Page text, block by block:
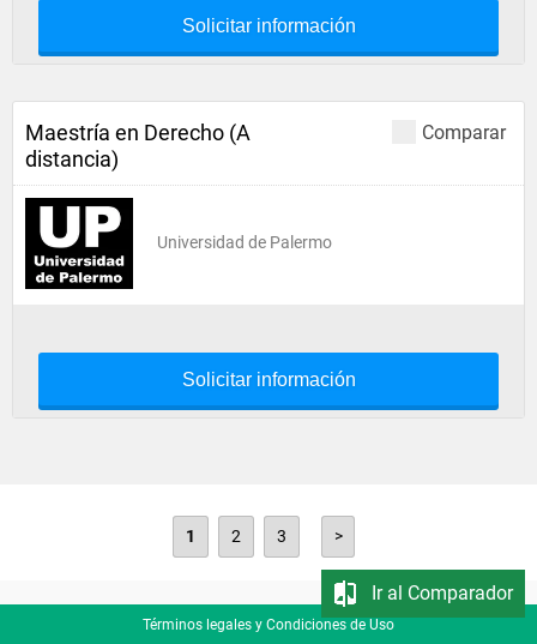
Solicitar información
Comparar
Maestría en Derecho (A
distancia)
Universidad de Palermo
Solicitar información
1 2 3 >
Ir al Comparador
Términos legales y Condiciones de Uso